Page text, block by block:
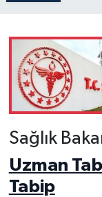
Sağlık
Uzman
Tabip